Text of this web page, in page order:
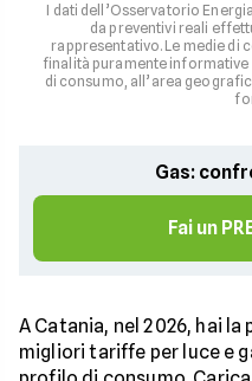
I dati dell’Osservatorio
da preventivi reali
rappresentativo. Le medie di
finalità puramente informative
di consumo, all’area
Gas:
Fai un
A Catania, nel 2026, hai
migliori tariffe per luce e